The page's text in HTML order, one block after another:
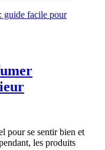
guide facile pour
pour se sentir bien et
les produits